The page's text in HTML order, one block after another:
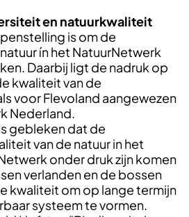
en natuurkwaliteit
is om de
ín het NatuurNetwerk
Daarbij ligt de nadruk op
kwaliteit van de
voor Flevoland aangewezen
Nederland.
gebleken dat de
van de natuur in het
onder druk zijn komen
verlanden en de bossen
kwaliteit om op lange termijn
systeem te vormen.